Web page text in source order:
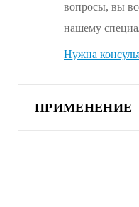
вопросы, вы
нашему
Нужна
ПРИМЕНЕНИЕ